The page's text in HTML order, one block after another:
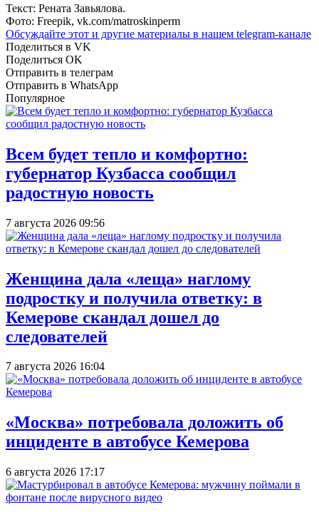
Текст: Рената Завьялова.
Фото: Freepik, vk.com/matroskinperm
Обсуждайте этот и другие материалы в нашем telegram-канале
Поделиться в VK
Поделиться OK
Отправить в телеграм
Отправить в WhatsApp
Популярное
Всем будет тепло и комфортно:
губернатор Кузбасса сообщил
радостную новость
7 августа 2026 09:56
Женщина дала «леща» наглому
подростку и получила ответку: в
Кемерове скандал дошел до
следователей
7 августа 2026 16:04
«Москва» потребовала доложить об
инциденте в автобусе Кемерова
6 августа 2026 17:17